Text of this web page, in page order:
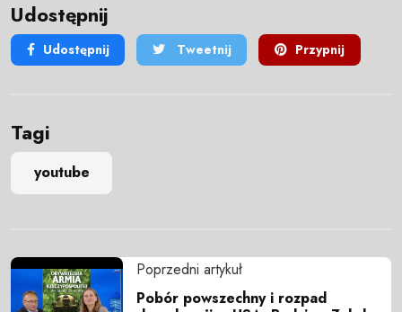
Udostępnij
Udostępnij Tweetnij Przypnij
Tagi
youtube
Poprzedni artykuł
Pobór powszechny i rozpad